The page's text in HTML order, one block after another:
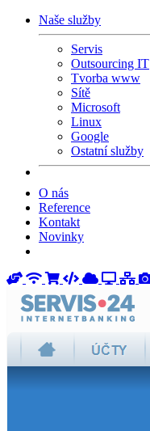
Naše služby
Servis
Outsourcing IT
Tvorba www
Sítě
Microsoft
Linux
Google
Ostatní služby
O nás
Reference
Kontakt
Novinky